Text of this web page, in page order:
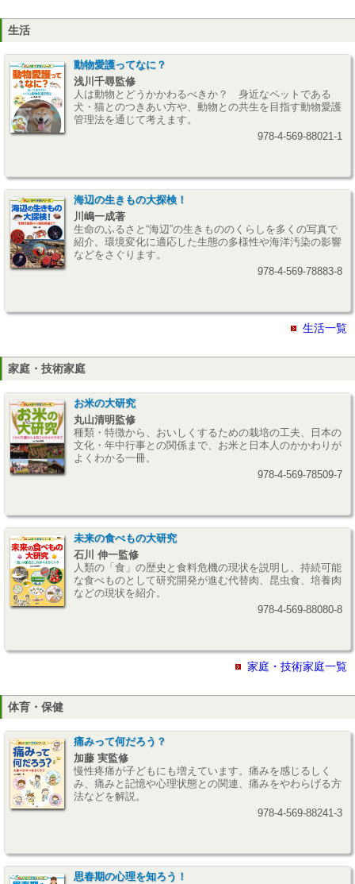
生活
動物愛護ってなに？
浅川千尋監修
人は動物とどうかかわるべきか？ 身近なペットである
犬・猫とのつきあい方や、動物との共生を目指す動物愛護
管理法を通じて考えます。
978-4-569-88021-1
海辺の生きもの大探検！
川嶋一成著
生命のふるさと“海辺”の生きもののくらしを多くの写真で
紹介。環境変化に適応した生態の多様性や海洋汚染の影響
などをさぐります。
978-4-569-78883-8
生活一覧
家庭・技術家庭
お米の大研究
丸山清明監修
種類・特徴から、おいしくするための栽培の工夫、日本の
文化・年中行事との関係まで、お米と日本人のかかわりが
よくわかる一冊。
978-4-569-78509-7
未来の食べもの大研究
石川 伸一監修
人類の「食」の歴史と食料危機の現状を説明し、持続可能
な食べものとして研究開発が進む代替肉、昆虫食、培養肉
などの現状を紹介。
978-4-569-88080-8
家庭・技術家庭一覧
体育・保健
痛みって何だろう？
加藤 実監修
慢性疼痛が子どもにも増えています。痛みを感じるしく
み、痛みと記憶や心理状態との関連、痛みをやわらげる方
法などを解説。
978-4-569-88241-3
思春期の心理を知ろう！